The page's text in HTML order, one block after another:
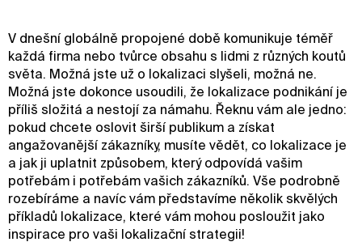
V dnešní globálně propojené době komunikuje téměř
každá firma nebo tvůrce obsahu s lidmi z různých koutů
světa. Možná jste už o lokalizaci slyšeli, možná ne.
Možná jste dokonce usoudili, že lokalizace podnikání je
příliš složitá a nestojí za námahu. Řeknu vám ale jedno:
pokud chcete oslovit širší publikum a získat
angažovanější zákazníky, musíte vědět, co lokalizace je
a jak ji uplatnit způsobem, který odpovídá vašim
potřebám i potřebám vašich zákazníků. Vše podrobně
rozebíráme a navíc vám představíme několik skvělých
příkladů lokalizace, které vám mohou posloužit jako
inspirace pro vaši lokalizační strategii!